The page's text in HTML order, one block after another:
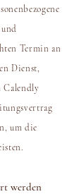
Termin an
Dienst,
Calendly
um die
werden